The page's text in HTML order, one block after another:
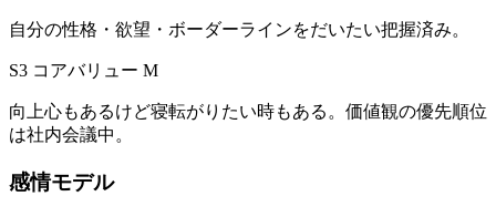
自分の性格・欲望・ボーダーラインをだいたい把握済み。
S3 コアバリュー M
向上心もあるけど寝転がりたい時もある。価値観の優先順位
は社内会議中。
感情モデル